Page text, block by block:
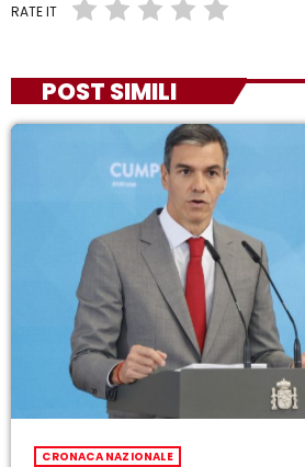
RATE IT
POST SIMILI
CRONACA NAZIONALE